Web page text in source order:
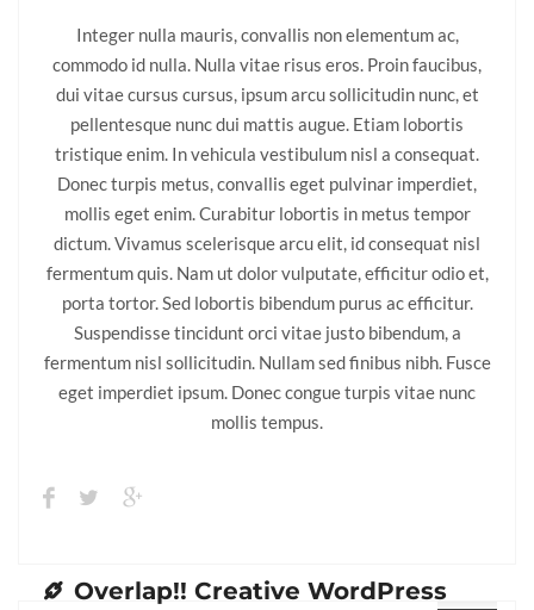
Integer nulla mauris, convallis non elementum ac,
commodo id nulla. Nulla vitae risus eros. Proin faucibus,
dui vitae cursus cursus, ipsum arcu sollicitudin nunc, et
pellentesque nunc dui mattis augue. Etiam lobortis
tristique enim. In vehicula vestibulum nisl a consequat.
Donec turpis metus, convallis eget pulvinar imperdiet,
mollis eget enim. Curabitur lobortis in metus tempor
dictum. Vivamus scelerisque arcu elit, id consequat nisl
fermentum quis. Nam ut dolor vulputate, efficitur odio et,
porta tortor. Sed lobortis bibendum purus ac efficitur.
Suspendisse tincidunt orci vitae justo bibendum, a
fermentum nisl sollicitudin. Nullam sed finibus nibh. Fusce
eget imperdiet ipsum. Donec congue turpis vitae nunc
mollis tempus.
Overlap!! Creative WordPress